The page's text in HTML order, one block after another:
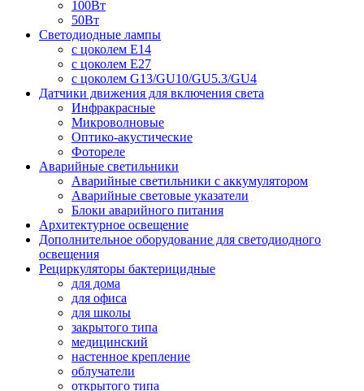
100Вт
50Вт
Светодиодные лампы
с цоколем E14
с цоколем E27
с цоколем G13/GU10/GU5.3/GU4
Датчики движения для включения света
Инфракрасные
Микроволновые
Оптико-акустические
Фотореле
Аварийные светильники
Аварийные светильники с аккумулятором
Аварийные световые указатели
Блоки аварийного питания
Архитектурное освещение
Дополнительное оборудование для светодиодного
освещения
Рециркуляторы бактерицидные
для дома
для офиса
для школы
закрытого типа
медицинский
настенное крепление
облучатели
открытого типа